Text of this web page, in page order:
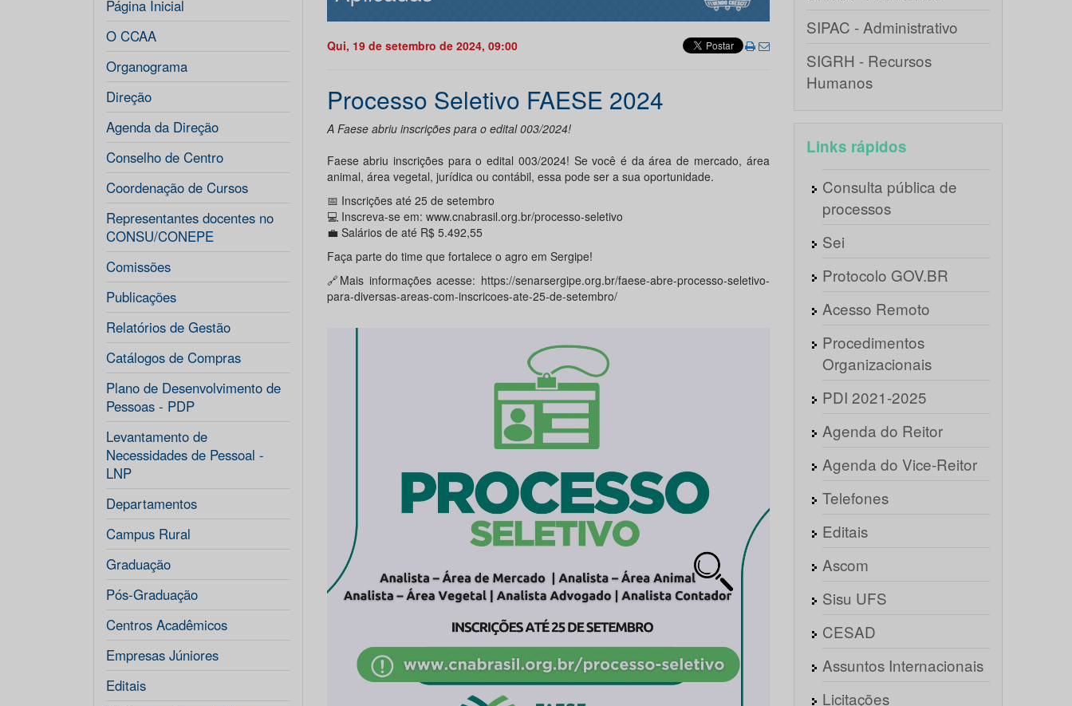
Página Inicial
O CCAA
Organograma
Direção
Agenda da Direção
Conselho de Centro
Coordenação de Cursos
Representantes docentes no
CONSU/CONEPE
Comissões
Publicações
Relatórios de Gestão
Catálogos de Compras
Plano de Desenvolvimento de
Pessoas - PDP
Levantamento de
Necessidades de Pessoal -
LNP
Departamentos
Campus Rural
Graduação
Pós-Graduação
Centros Acadêmicos
Empresas Júniores
Editais
Qui, 19 de setembro de 2024, 09:00
Processo Seletivo FAESE 2024
A Faese abriu inscrições para o edital 003/2024!
Faese abriu inscrições para o edital 003/2024! Se você é da área de mercado, área
animal, área vegetal, jurídica ou contábil, essa pode ser a sua oportunidade.
📅 Inscrições até 25 de setembro
💻 Inscreva-se em: www.cnabrasil.org.br/processo-seletivo
💼 Salários de até R$ 5.492,55
Faça parte do time que fortalece o agro em Sergipe!
🔗Mais informações acesse: https://senarsergipe.org.br/faese-abre-processo-seletivo-
para-diversas-areas-com-inscricoes-ate-25-de-setembro/
SIPAC - Administrativo
SIGRH - Recursos
Humanos
Links rápidos
Consulta pública de
processos
Sei
Protocolo GOV.BR
Acesso Remoto
Procedimentos
Organizacionais
PDI 2021-2025
Agenda do Reitor
Agenda do Vice-Reitor
Telefones
Editais
Ascom
Sisu UFS
CESAD
Assuntos Internacionais
Licitações